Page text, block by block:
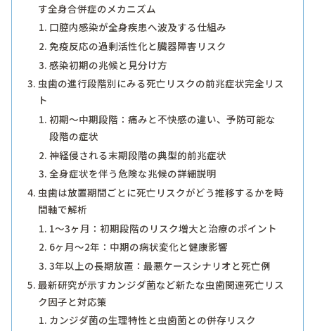
す全身合併症のメカニズム
口腔内感染が全身疾患へ波及する仕組み
免疫反応の過剰活性化と臓器障害リスク
感染初期の兆候と見分け方
虫歯の進行段階別にみる死亡リスクの前兆症状完全リス
ト
初期〜中期段階：痛みと不快感の違い、予防可能な
段階の症状
神経侵される末期段階の典型的前兆症状
全身症状を伴う危険な兆候の詳細説明
虫歯は放置期間ごとに死亡リスクがどう推移するかを時
間軸で解析
1～3ヶ月：初期段階のリスク増大と治療のポイント
6ヶ月～2年：中期の病状変化と健康影響
3年以上の長期放置：最悪ケースシナリオと死亡例
最新研究が示すカンジダ菌など新たな虫歯関連死亡リス
ク因子と対応策
カンジダ菌の生理特性と虫歯菌との併存リスク